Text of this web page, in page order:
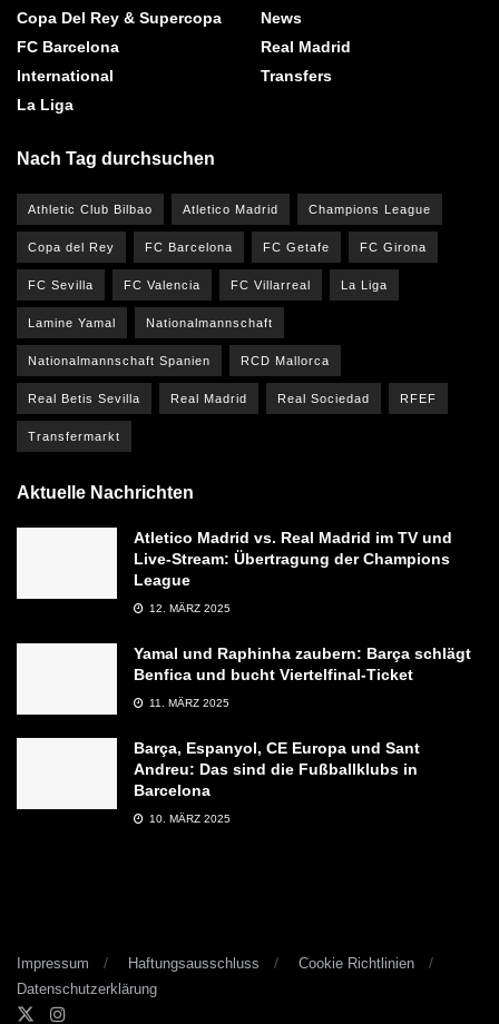
Copa Del Rey & Supercopa
FC Barcelona
International
La Liga
News
Real Madrid
Transfers
Nach Tag durchsuchen
Athletic Club Bilbao Atletico Madrid Champions League
Copa del Rey FC Barcelona FC Getafe FC Girona
FC Sevilla FC Valencia FC Villarreal La Liga
Lamine Yamal Nationalmannschaft
Nationalmannschaft Spanien RCD Mallorca
Real Betis Sevilla Real Madrid Real Sociedad RFEF
Transfermarkt
Aktuelle Nachrichten
Atletico Madrid vs. Real Madrid im TV und
Live-Stream: Übertragung der Champions
League
12. MÄRZ 2025
Yamal und Raphinha zaubern: Barça schlägt
Benfica und bucht Viertelfinal-Ticket
11. MÄRZ 2025
Barça, Espanyol, CE Europa und Sant
Andreu: Das sind die Fußballklubs in
Barcelona
10. MÄRZ 2025
Impressum Haftungsausschluss
Cookie Richtlinien
Datenschutzerklärung